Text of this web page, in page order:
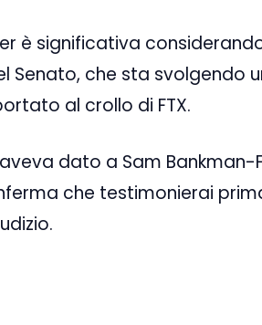
è significativa
che sta svolgendo
al crollo di FTX.
dato a Sam Bankman-
che testimonierai